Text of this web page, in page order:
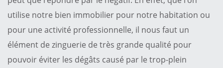
utilise notre bien immobilier pour notre habitation ou
pour une activité professionnelle, il nous faut un
élément de zinguerie de très grande qualité pour
pouvoir éviter les dégâts causé par le trop-plein